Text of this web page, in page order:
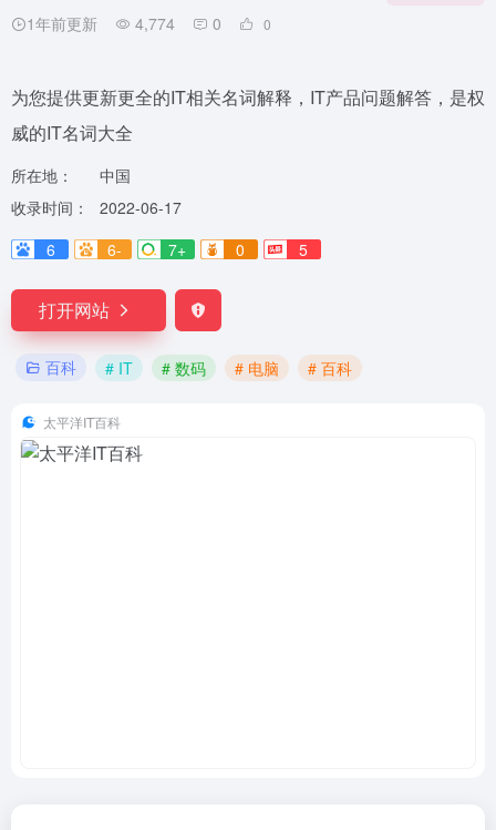
1年前更新 4,774 0 0
为您提供更新更全的IT相关名词解释，IT产品问题解答，是权
威的IT名词大全
所在地：
中国
收录时间：
2022-06-17
6
6- 7+ 0 5
打开网站
百科 # IT # 数码 # 电脑 # 百科
太平洋IT百科